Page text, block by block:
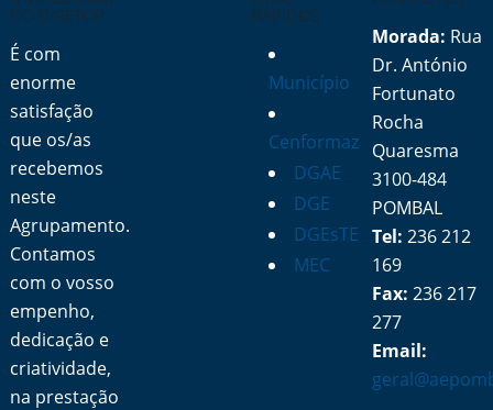
DO DIRETOR
É com
enorme
satisfação
que os/as
recebemos
neste
Agrupamento.
Contamos
com o vosso
empenho,
dedicação e
criatividade,
na prestação
RÁPIDOS
Município
Cenformaz
DGAE
DGE
DGEsTE
MEC
Morada: Rua
Dr. António
Fortunato
Rocha
Quaresma
3100-484
POMBAL
Tel: 236 212
169
Fax: 236 217
277
Email: